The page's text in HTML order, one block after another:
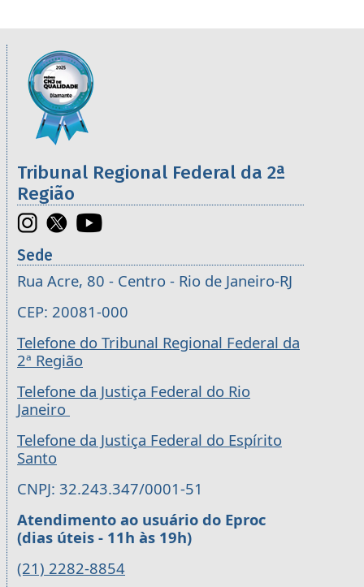
Informações úteis sobre os órgãos da 2ª
Imagem
Tribunal Regional Federal da 2ª
Região
Sede
Rua Acre, 80 - Centro - Rio de Janeiro-RJ
CEP: 20081-000
Telefone do Tribunal Regional Federal da
2ª Região
Telefone da Justiça Federal do Rio
Janeiro
Telefone da Justiça Federal do Espírito
Santo
CNPJ: 32.243.347/0001-51
Atendimento ao usuário do Eproc
(dias úteis - 11h às 19h)
(21) 2282-8854